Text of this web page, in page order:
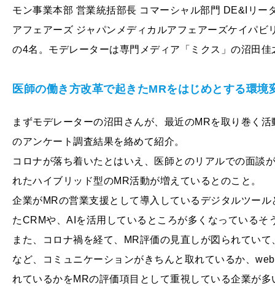
モン事業本部 営業統括部長 コマーシャル部門 DE&Iリ
アフェアーズ ジャパンメディカルアフェアーズケイパ
の4名。モデレーターは専門メディア「ミクス」の沼田
医師の働き方改革で起きたMRをはじめとする環境
まずモデレーターの沼田さんが、最近のMRを取り巻く
のアンケート調査結果を絡めて紹介。
コロナが落ち着いたとはいえ、医師とのリアルでの面談
れたハイブリッド型のMR活動が増えているとのこと。
企業がMRの営業支援として導入しているデジタルツー
たCRMや、AIを活用しているところが多くなっているそ
また、コロナ禍を経て、MR評価の見直しが図られてい
など、コミュニケーションがきちんと取れているか、
れているかをMRの評価項目として重視している企業が多